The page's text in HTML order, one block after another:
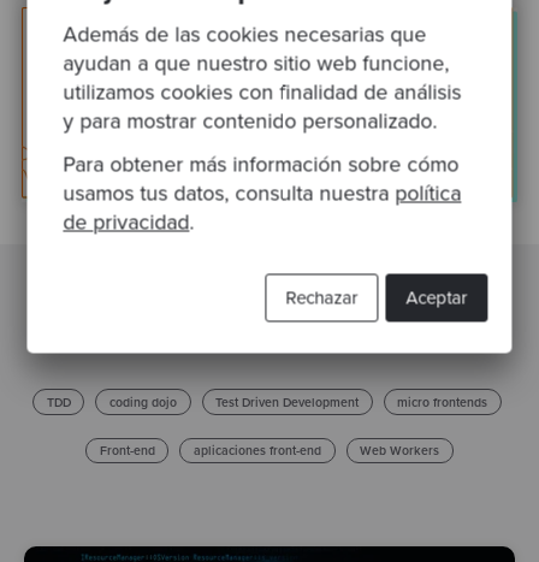
Además de las cookies necesarias que
ayudan a que nuestro sitio web funcione,
utilizamos cookies con finalidad de análisis
y para mostrar contenido personalizado.
Para obtener más información sobre cómo
usamos tus datos, consulta nuestra política
de privacidad.
Aceptar
Rechazar
Publicaciones relacionadas
TDD coding dojo Test Driven Development micro frontends
Front-end aplicaciones front-end Web Workers